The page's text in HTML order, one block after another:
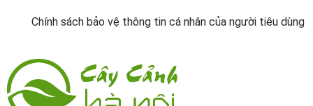
Chính sách bảo vệ thông tin cá nhân của người tiêu dùng